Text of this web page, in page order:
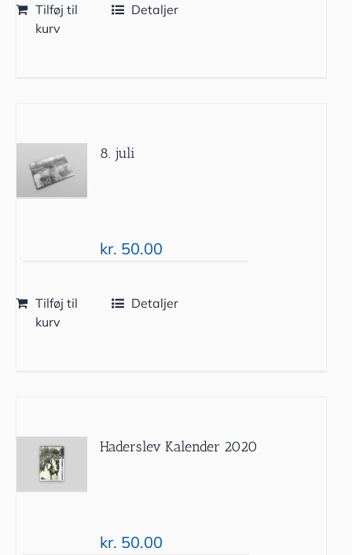
Tilføj til
kurv
Detaljer
8. juli
kr. 50.00
Tilføj til
kurv
Detaljer
Haderslev Kalender 2020
kr. 50.00